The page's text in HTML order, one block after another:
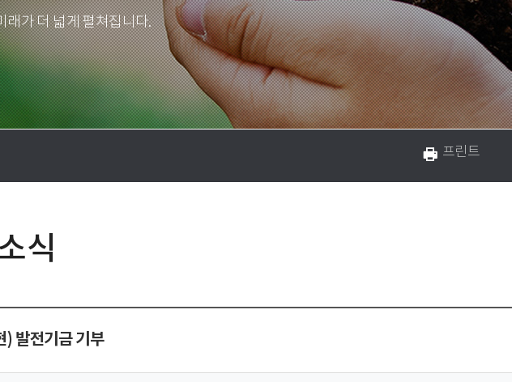
래가 더 넓게 펼쳐집니다.
식
공유하기프린트
) 발전기금 기부